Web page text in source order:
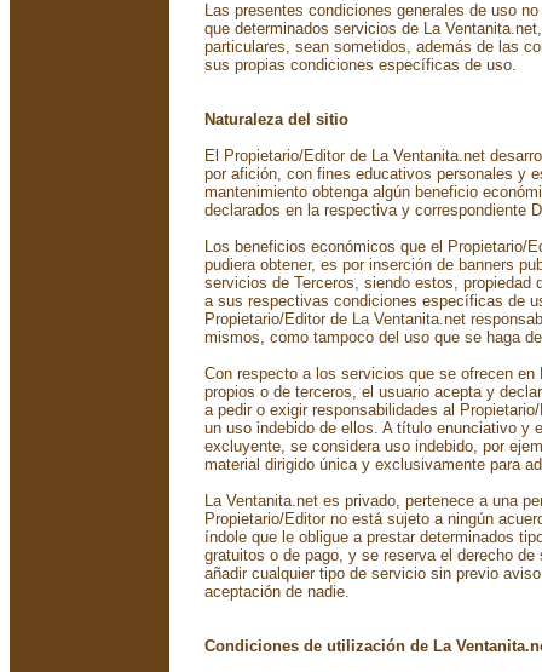
Las presentes condiciones generales de uso
que determinados servicios de La
particulares, sean sometidos, además de las
sus propias condiciones específicas de uso.
Naturaleza del sitio
El Propietario/Editor de La Ventanita.net
por afición, con fines educativos personales y
mantenimiento obtenga algún beneficio
declarados en la respectiva y correspondiente
Los beneficios económicos que el Propietario/
pudiera obtener, es por inserción de banners
servicios de Terceros, siendo estos, propiedad
a sus respectivas condiciones específicas de
Propietario/Editor de La Ventanita.net
mismos, como tampoco del uso que se haga
Con respecto a los servicios que se ofrecen en
propios o de terceros, el usuario acepta y
a pedir o exigir responsabilidades al
un uso indebido de ellos. A título enunciativo y
excluyente, se considera uso indebido, por
material dirigido única y exclusivamente para
La Ventanita.net es privado, pertenece a una
Propietario/Editor no está sujeto a ningún
índole que le obligue a prestar determinados
gratuitos o de pago, y se reserva el derecho
añadir cualquier tipo de servicio sin previo
aceptación de nadie.
Condiciones de utilización de La